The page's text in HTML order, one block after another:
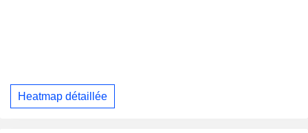
Heatmap détaillée